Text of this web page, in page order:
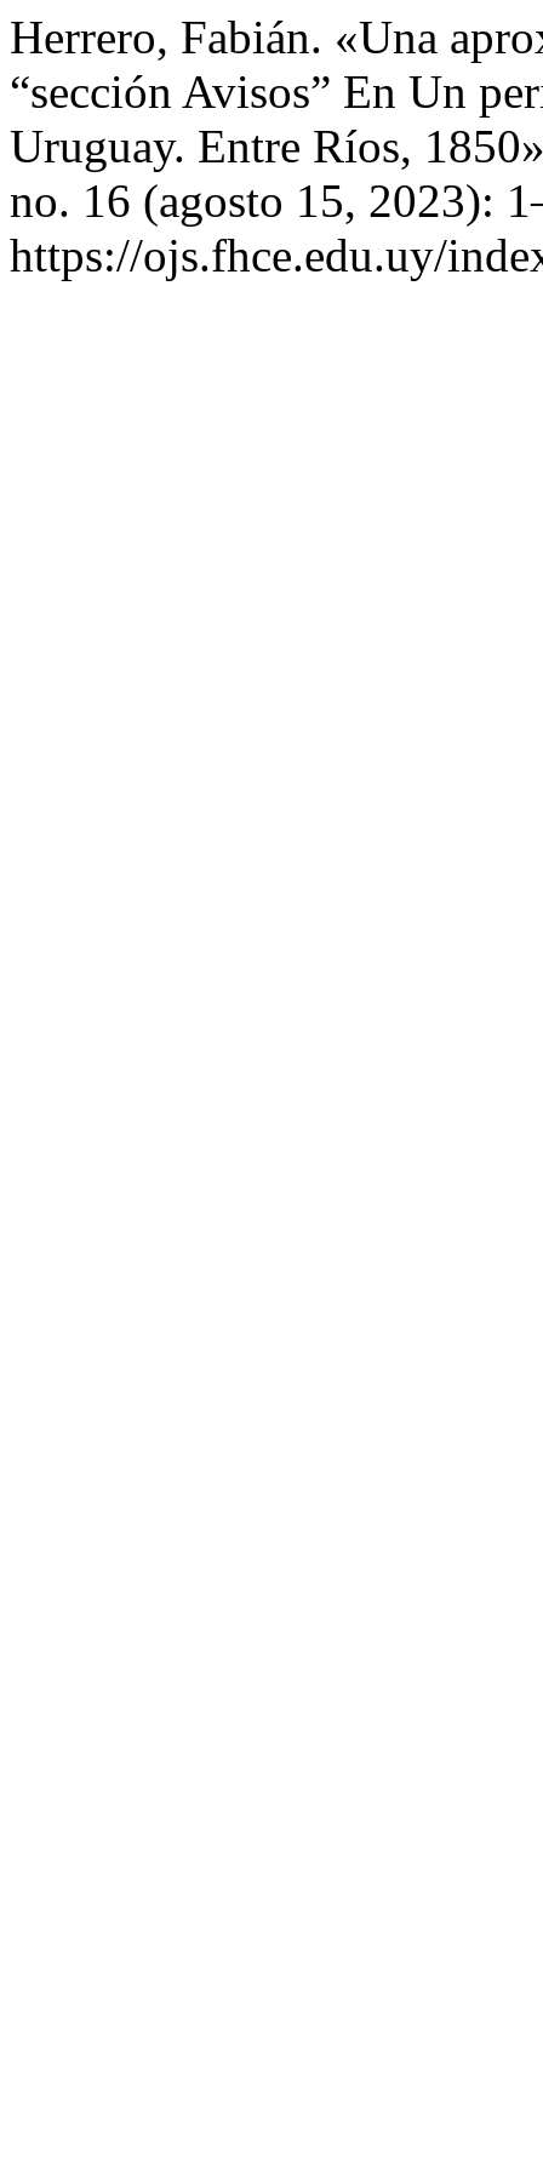
Herrero, Fabián. «Una
“sección Avisos” En Un
Uruguay. Entre Ríos,
no. 16 (agosto 15, 2023):
https://ojs.fhce.edu.uy/